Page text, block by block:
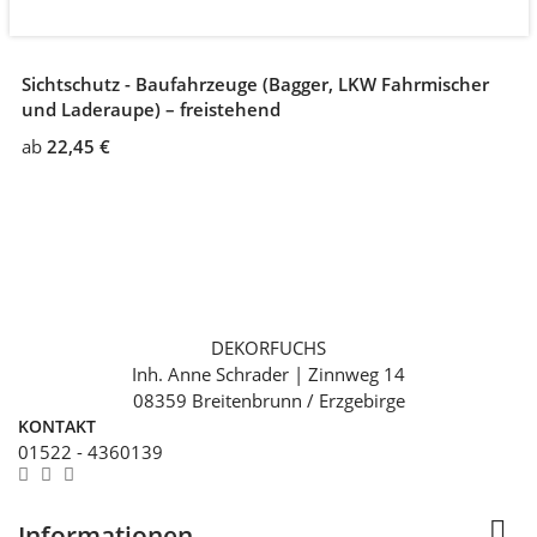
Sichtschutz - Baufahrzeuge (Bagger, LKW Fahrmischer
und Laderaupe) – freistehend
ab 22,45 €
DEKORFUCHS
Inh. Anne Schrader | Zinnweg 14
08359 Breitenbrunn / Erzgebirge
KONTAKT
01522 - 4360139
